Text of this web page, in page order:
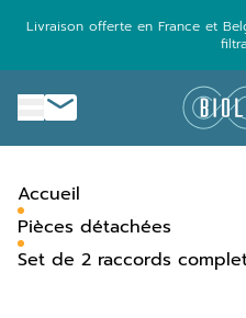
contenu
Livraison offerte en France et
menu
Nous contacter
Accueil
Pièces détachées
Set de 2 raccords